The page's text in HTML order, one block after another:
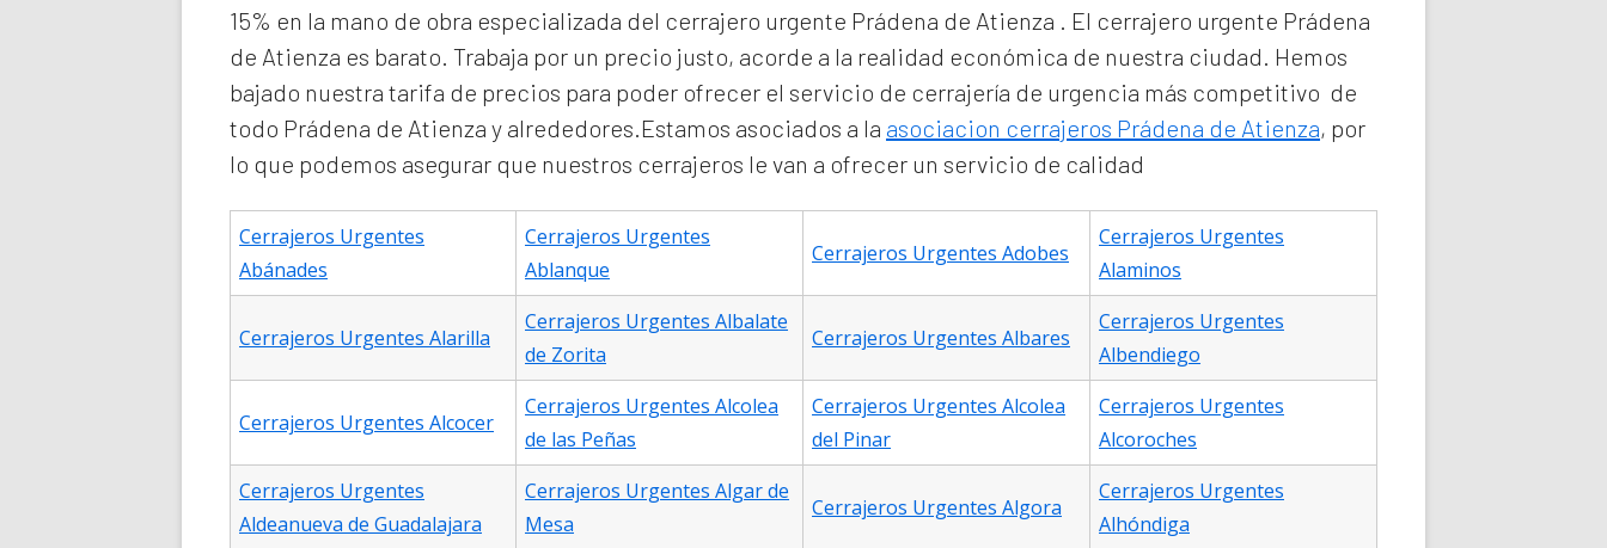
15% en la mano de obra especializada del cerrajero urgente Prádena de Atienza . El cerrajero urgente Prádena
de Atienza es barato. Trabaja por un precio justo, acorde a la realidad económica de nuestra ciudad. Hemos
bajado nuestra tarifa de precios para poder ofrecer el servicio de cerrajería de urgencia más competitivo de
todo Prádena de Atienza y alrededores.Estamos asociados a la asociacion cerrajeros Prádena de Atienza, por
lo que podemos asegurar que nuestros cerrajeros le van a ofrecer un servicio de calidad
Cerrajeros Urgentes
Abánades
Cerrajeros Urgentes
Ablanque
Cerrajeros Urgentes Adobes
Cerrajeros Urgentes
Alaminos
Cerrajeros Urgentes Alarilla
Cerrajeros Urgentes Albalate
de Zorita
Cerrajeros Urgentes Albares
Cerrajeros Urgentes
Albendiego
Cerrajeros Urgentes Alcocer
Cerrajeros Urgentes Alcolea
de las Peñas
Cerrajeros Urgentes Alcolea
del Pinar
Cerrajeros Urgentes
Alcoroches
Cerrajeros Urgentes
Aldeanueva de Guadalajara
Cerrajeros Urgentes Algar de
Mesa
Cerrajeros Urgentes Algora
Cerrajeros Urgentes
Alhóndiga